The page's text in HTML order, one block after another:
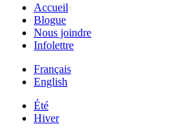
Accueil
Blogue
Nous joindre
Infolettre
Français
English
Été
Hiver